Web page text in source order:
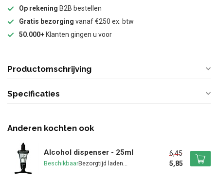
Op rekening B2B bestellen
Gratis bezorging vanaf €250 ex. btw
50.000+ Klanten gingen u voor
Productomschrijving
Specificaties
Anderen kochten ook
Alcohol dispenser - 25ml
Beschikbaar
6,45
5,85